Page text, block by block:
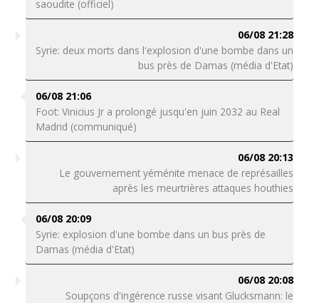
saoudite (officiel)
06/08 21:28
Syrie: deux morts dans l'explosion d'une bombe dans un
bus près de Damas (média d'Etat)
06/08 21:06
Foot: Vinicius Jr a prolongé jusqu'en juin 2032 au Real
Madrid (communiqué)
06/08 20:13
Le gouvernement yéménite menace de représailles
après les meurtrières attaques houthies
06/08 20:09
Syrie: explosion d'une bombe dans un bus près de
Damas (média d'Etat)
06/08 20:08
Soupçons d'ingérence russe visant Glucksmann: le